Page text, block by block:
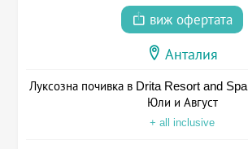
виж офертата
Анталия
Луксозна почивка в Drita Resort and
Юли и Август
+ all inclusive